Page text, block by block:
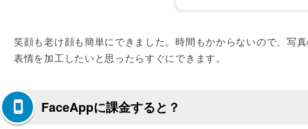
笑顔も老け顔も簡単にできました。時間もかからないので、写
表情を加工したいと思ったらすぐにできます。
FaceAppに課金すると？